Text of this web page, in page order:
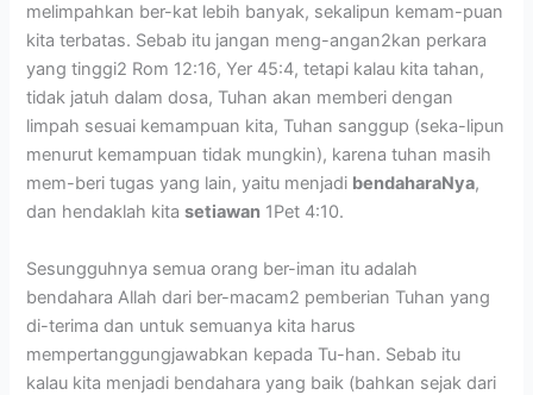
melimpahkan ber-kat lebih banyak, sekalipun kemam-puan
kita terbatas. Sebab itu jangan meng-angan2kan perkara
yang tinggi2 Rom 12:16, Yer 45:4, tetapi kalau kita tahan,
tidak jatuh dalam dosa, Tuhan akan memberi dengan
limpah sesuai kemampuan kita, Tuhan sanggup (seka-lipun
menurut kemampuan tidak mungkin), karena tuhan masih
mem-beri tugas yang lain, yaitu menjadi bendaharaNya,
dan hendaklah kitasetiawan 1Pet 4:10.
Sesungguhnya semua orang ber-iman itu adalah
bendahara Allah dari ber-macam2 pemberian Tuhan yang
di-terima dan untuk semuanya kita harus
mempertanggungjawabkan kepada Tu-han. Sebab itu
kalau kita menjadi bendahara yang baik (bahkan sejak dari